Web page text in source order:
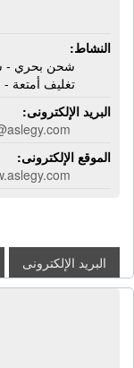
النشاط:
شحن بحري -
تغليف أمتعة
البريد الإلكترونى:
الموقع الإلكترونى:
البريد الإلكترونى